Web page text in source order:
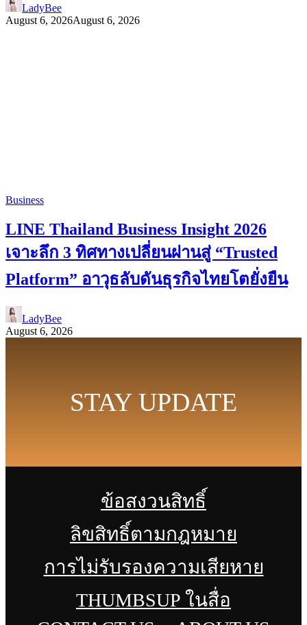
LadyBee
August 6, 2026August 6, 2026
Business
LINE Thailand Business Insight 2026
เจาะลึก 3 ทิศทางเปลี่ยนผ่านสู่ “Trusted
Platform” อาวุธลับดันธุรกิจไทยโตยั่งยืน
LadyBee
August 6, 2026
STAY UPDATE
ข้อสงวนสิทธิ์
ลิขสิทธิ์ตามกฎหมาย
การไม่รับรองความเสียหาย
THUMBSUP ในสื่อ